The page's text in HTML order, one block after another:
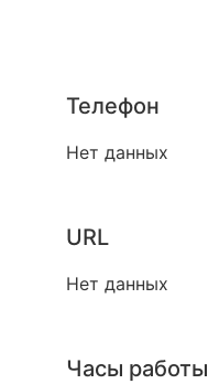
Телефон
Нет данных
URL
Нет данных
Часы работы